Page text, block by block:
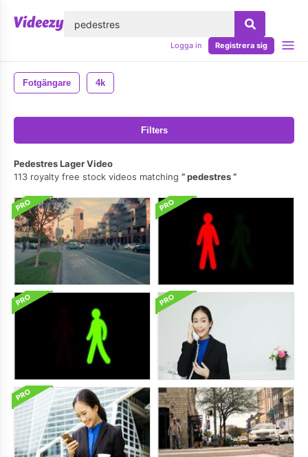
Logga in Registrera sig
Fotgängare 4k
Filters
Pedestres Lager Video
113 royalty free stock videos matching
pedestres